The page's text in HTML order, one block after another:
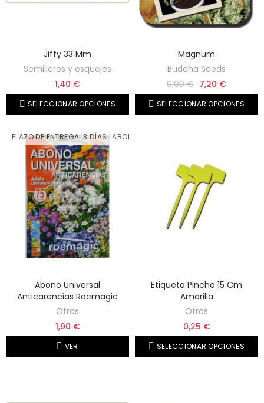
Jiffy 33 Mm
Semilleros y esquejes
1,40 €
SELECCIONAR OPCIONES
Magnum
Buddha Seeds
9,00 € 7,20 €
SELECCIONAR OPCIONES
PLAZO DE ENTREGA: 3 DÍAS LABORABLES
Abono Universal
Anticarencias Rocmagic
Otros
1,90 €
VER
Etiqueta Pincho 15 Cm
Amarilla
Otros
0,25 €
SELECCIONAR OPCIONES